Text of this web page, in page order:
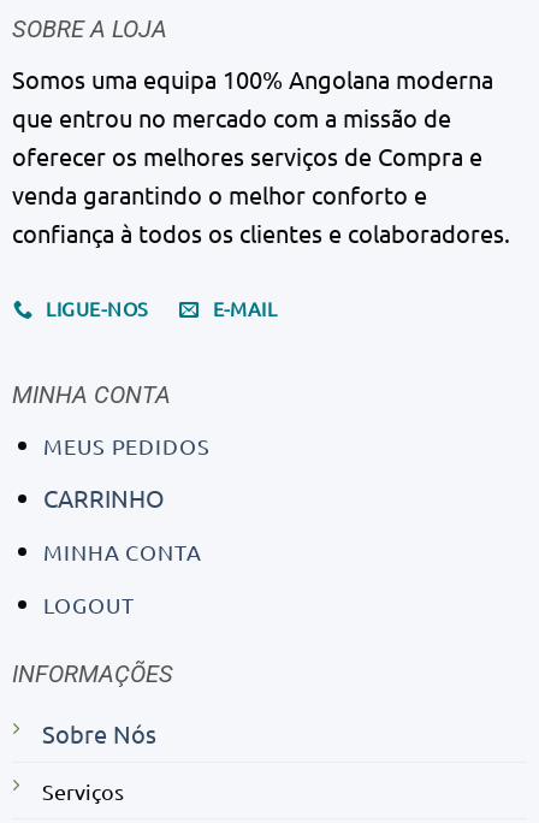
SOBRE A LOJA
Somos uma equipa 100% Angolana moderna
que entrou no mercado com a missão de
oferecer os melhores serviços de Compra e
venda garantindo o melhor conforto e
confiança à todos os clientes e colaboradores.
LIGUE-NOS E-MAIL
MINHA CONTA
MEUS PEDIDOS
CARRINHO
MINHA CONTA
LOGOUT
INFORMAÇÕES
Sobre Nós
Serviços